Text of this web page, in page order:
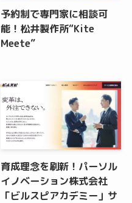
予約制で専門家に相談可
能！松井製作所“Kite
Meete”
育成理念を刷新！パーソル
イノベーション株式会社
「ビルスピアカデミー」サ